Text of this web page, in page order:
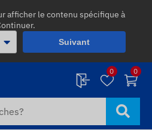
afficher le contenu spécifique à
Suivant
0 0